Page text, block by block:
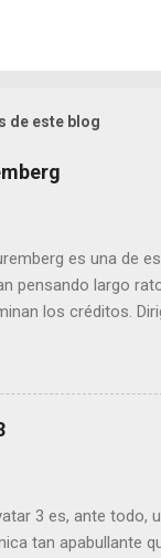
de este blog
es una de
pensando largo
los créditos.
se sumerge
tras la
no se limita a
un psiquiatra
3 es, ante todo,
tan apabullante